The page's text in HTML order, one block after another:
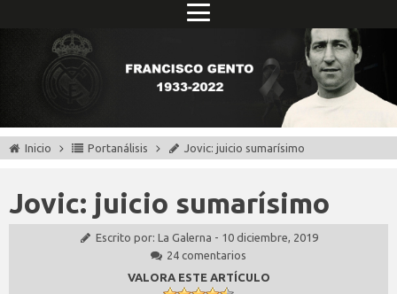
Inicio Portanálisis Jovic: juicio sumarísimo
Jovic: juicio sumarísimo
Escrito por: La Galerna - 10 diciembre, 2019
24 comentarios
VALORA ESTE ARTÍCULO